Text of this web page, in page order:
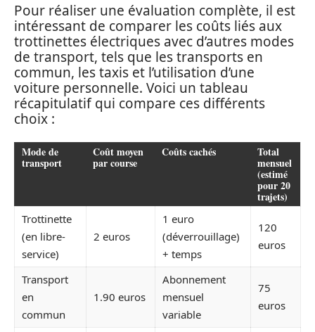
Pour réaliser une évaluation complète, il est
intéressant de comparer les coûts liés aux
trottinettes électriques avec d’autres modes
de transport, tels que les transports en
commun, les taxis et l’utilisation d’une
voiture personnelle. Voici un tableau
récapitulatif qui compare ces différents
choix :
Mode de
transport
Coût moyen
par course
Coûts cachés Total
mensuel
(estimé
pour 20
trajets)
Trottinette
(en libre-
service)
2 euros
1 euro
(déverrouillage)
+ temps
120
euros
Transport
en
commun
1.90 euros
Abonnement
mensuel
variable
75
euros